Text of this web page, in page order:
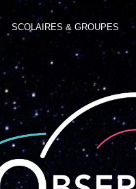
SCOLAIRES & GROUPES